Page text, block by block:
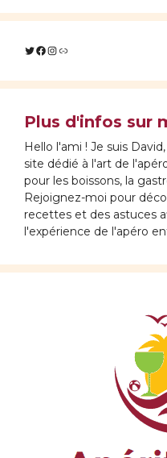
Twitter
Facebook
Instagram
Lien
Plus d'infos sur
Hello l'ami ! Je suis
site dédié à l'art de
pour les boissons, la
Rejoignez-moi pour
recettes et des astuces
l'expérience de l'apéro